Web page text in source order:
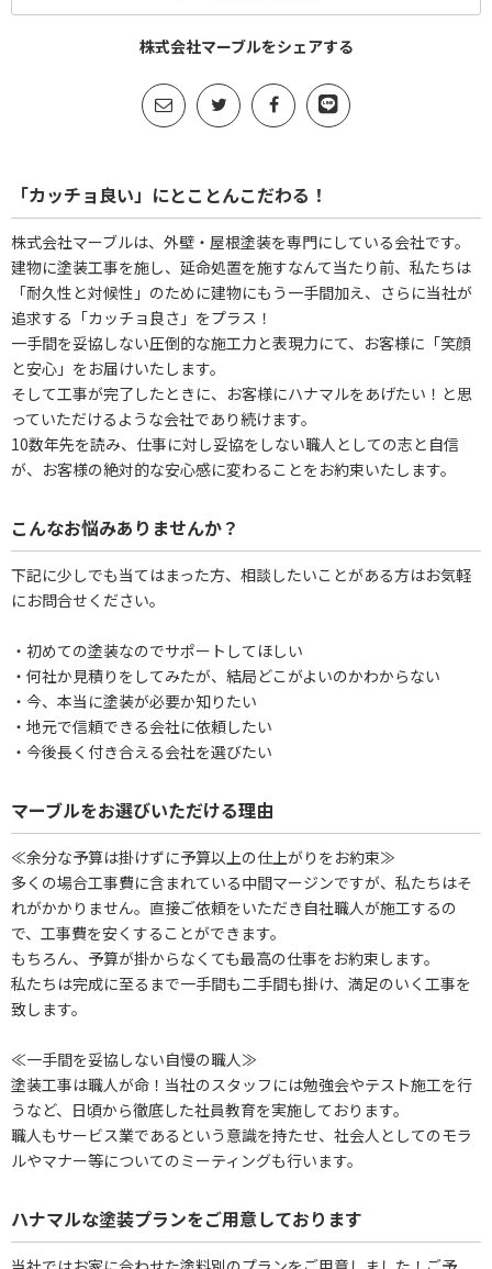
株式会社マーブルをシェアする
「カッチョ良い」にとことんこだわる！
株式会社マーブルは、外壁・屋根塗装を専門にしている会社です。
建物に塗装工事を施し、延命処置を施すなんて当たり前、私たちは
「耐久性と対候性」のために建物にもう一手間加え、さらに当社が
追求する「カッチョ良さ」をプラス！
一手間を妥協しない圧倒的な施工力と表現力にて、お客様に「笑顔
と安心」をお届けいたします。
そして工事が完了したときに、お客様にハナマルをあげたい！と思
っていただけるような会社であり続けます。
10数年先を読み、仕事に対し妥協をしない職人としての志と自信
が、お客様の絶対的な安心感に変わることをお約束いたします。
こんなお悩みありませんか？
下記に少しでも当てはまった方、相談したいことがある方はお気軽
にお問合せください。
・初めての塗装なのでサポートしてほしい
・何社か見積りをしてみたが、結局どこがよいのかわからない
・今、本当に塗装が必要か知りたい
・地元で信頼できる会社に依頼したい
・今後長く付き合える会社を選びたい
マーブルをお選びいただける理由
≪余分な予算は掛けずに予算以上の仕上がりをお約束≫
多くの場合工事費に含まれている中間マージンですが、私たちはそ
れがかかりません。直接ご依頼をいただき自社職人が施工するの
で、工事費を安くすることができます。
もちろん、予算が掛からなくても最高の仕事をお約束します。
私たちは完成に至るまで一手間も二手間も掛け、満足のいく工事を
致します。
≪一手間を妥協しない自慢の職人≫
塗装工事は職人が命！当社のスタッフには勉強会やテスト施工を行
うなど、日頃から徹底した社員教育を実施しております。
職人もサービス業であるという意識を持たせ、社会人としてのモラ
ルやマナー等についてのミーティングも行います。
ハナマルな塗装プランをご用意しております